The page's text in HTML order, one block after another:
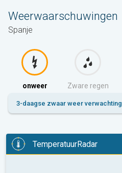
Weerwaarschuwingen
Spanje
onweer Zware regen
3-daagse zwaar weer verwachting
TemperatuurRadar